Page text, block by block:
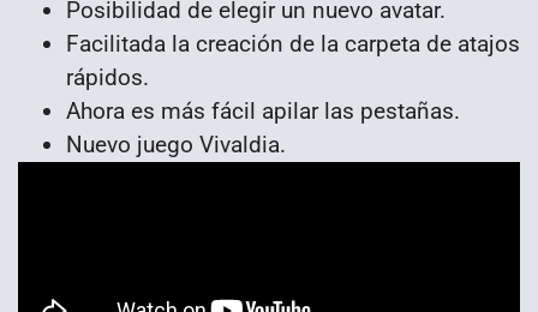
Posibilidad de elegir un nuevo avatar.
Facilitada la creación de la carpeta de atajos
rápidos.
Ahora es más fácil apilar las pestañas.
Nuevo juego Vivaldia.